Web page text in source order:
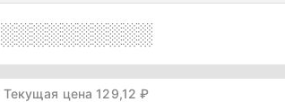
░░░░░░░░░░
Текущая цена 129,12 ₽